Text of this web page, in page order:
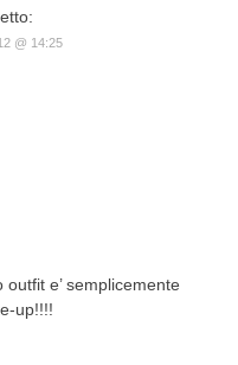
@ 14:25
e’ semplicemente
up!!!!